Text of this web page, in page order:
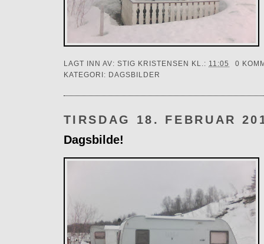
LAGT INN AV: STIG KRISTENSEN KL.: 11:05
0
KATEGORI: DAGSBILDER
TIRSDAG 18. FEBRUAR
Dagsbilde!